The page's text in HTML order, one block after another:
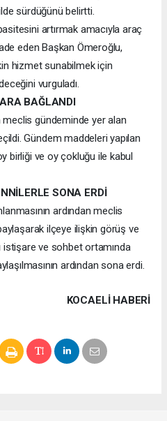
sürdüğünü belirtti.
artırmak amacıyla araç
eden Başkan Ömeroğlu,
hizmet sunabilmek için
vurguladı.
BAĞLANDI
meclis gündeminde yer alan
Gündem maddeleri yapılan
birliği ve oy çokluğu ile kabul
SONA ERDİ
ardından meclis
ilçeye ilişkin görüş ve
istişare ve sohbet ortamında
ardından sona erdi.
KOCAELI HABERİ